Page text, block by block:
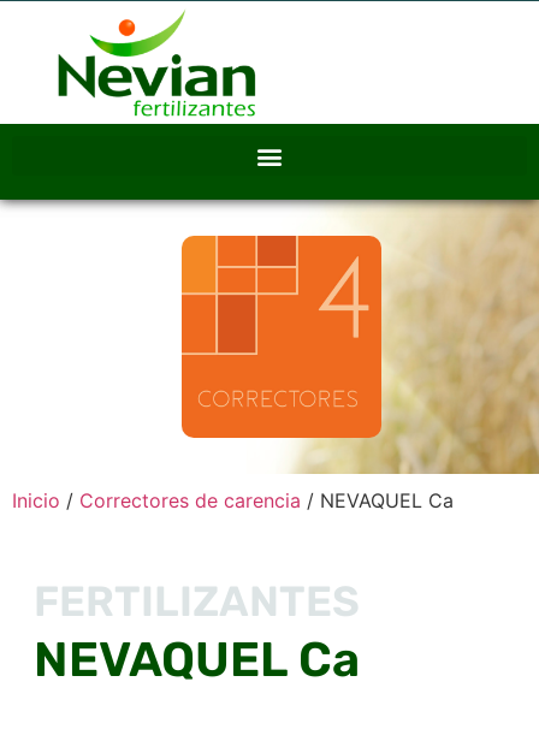
Inicio / Correctores de carencia / NEVAQUEL Ca
NEVAQUEL Ca
FERTILIZANTES